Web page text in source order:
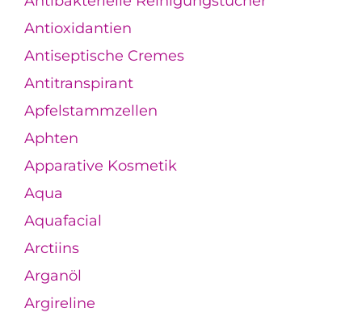
Antioxidantien
Antiseptische Cremes
Antitranspirant
Apfelstammzellen
Aphten
Apparative Kosmetik
Aqua
Aquafacial
Arctiins
Arganöl
Argireline